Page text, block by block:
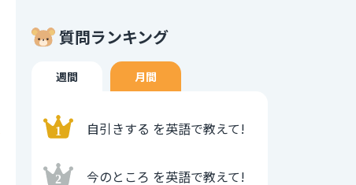
質問ランキング
週間 月間
自引きする を英語で教えて!
今のところ を英語で教えて!